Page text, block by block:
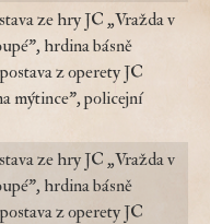
ze hry JC „Vražda v
hrdina básně
z operety JC
mýtince", policejní
ze hry JC „Vražda v
hrdina básně
z operety JC